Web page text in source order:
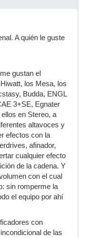
A quién le guste
gustan el
los Mesa, los
Budda, ENGL
3+SE, Egnater
en Stereo, a
altavoces y
efectos con la
afinador,
cualquier efecto
de la cadena. Y
con el cual
sin romperme la
el equipo por ahí
con
de las